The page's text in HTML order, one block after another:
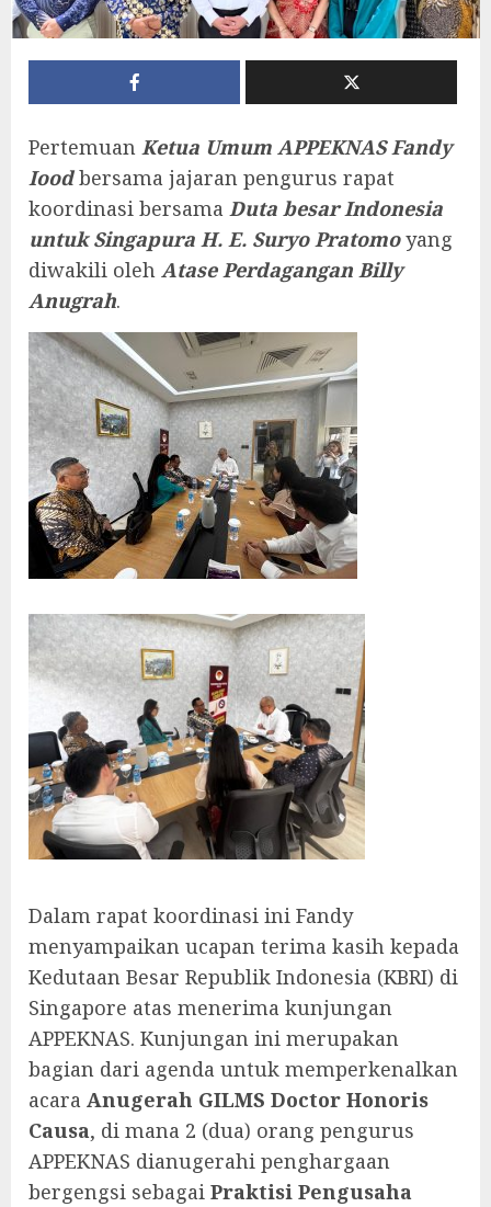
Pertemuan Ketua Umum APPEKNAS Fandy
Iood bersama jajaran pengurus rapat
koordinasi bersama Duta besar Indonesia
untuk Singapura H. E. Suryo Pratomoyang
diwakili oleh Atase Perdagangan Billy
Anugrah.
Dalam rapat koordinasi ini Fandy
menyampaikan ucapan terima kasih kepada
Kedutaan Besar Republik Indonesia (KBRI) di
Singapore atas menerima kunjungan
APPEKNAS. Kunjungan ini merupakan
bagian dari agenda untuk memperkenalkan
acara Anugerah GILMS Doctor Honoris
Causa, di mana 2 (dua) orang pengurus
APPEKNAS dianugerahi penghargaan
bergengsi sebagai Praktisi Pengusaha